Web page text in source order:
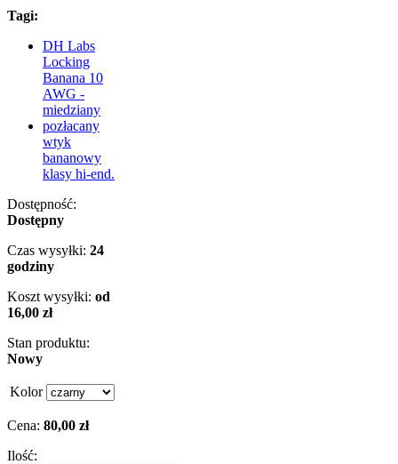
Tagi:
DH Labs
Locking
Banana 10
AWG -
miedziany
pozłacany
wtyk
bananowy
klasy hi-end.
Dostępność:
Dostępny
Czas wysyłki: 24
godziny
Koszt wysyłki: od
16,00 zł
Stan produktu:
Nowy
Kolor
Cena: 80,00 zł
Ilość: